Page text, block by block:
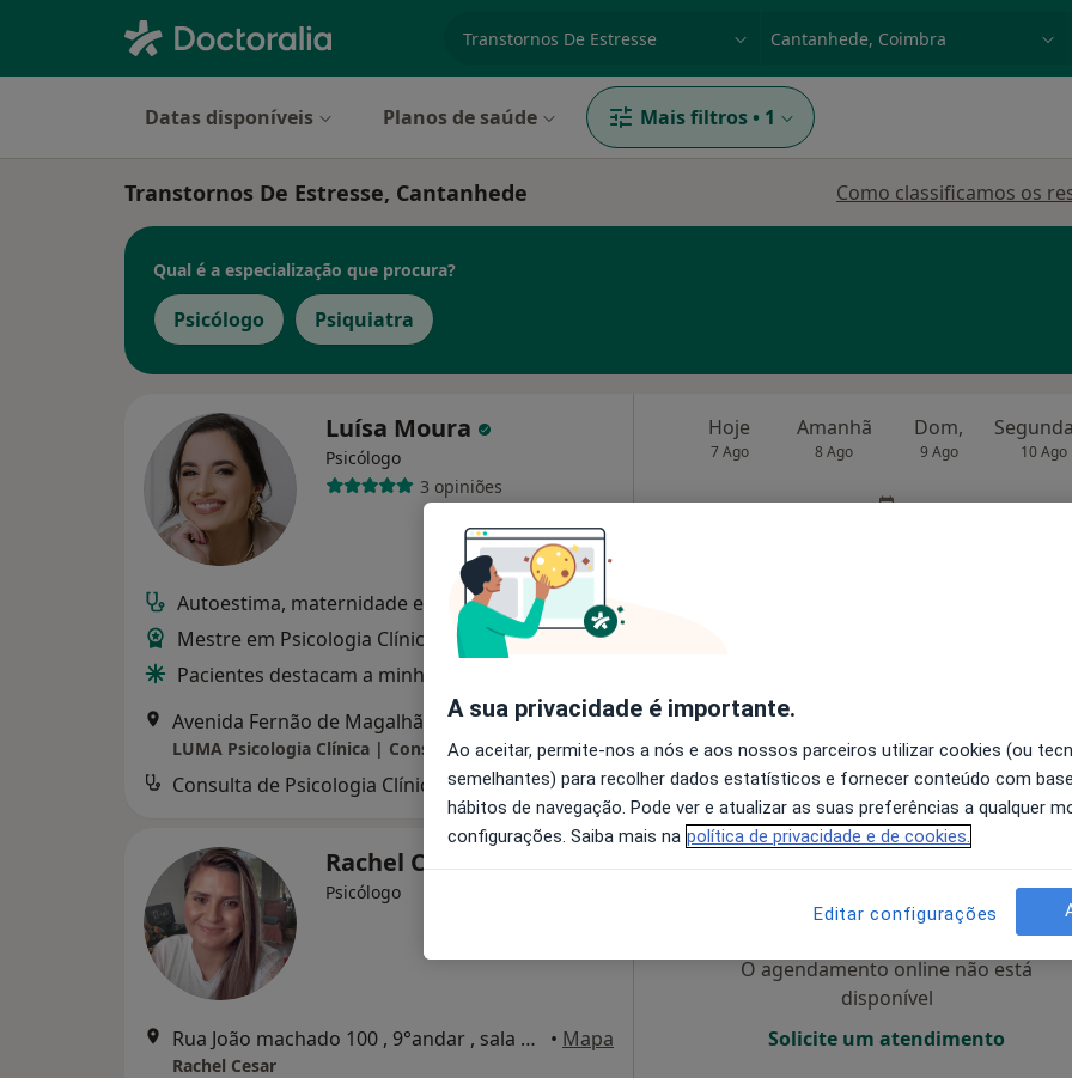
Datas disponíveis Planos de saúde Mais filtros • 1
Transtornos De Estresse, Cantanhede Como classificamos os
Qual é a especialização que procura?
Psicólogo Psiquiatra
Luísa Moura
Psicólogo
3 opiniões
Autoestima, maternidade e expatriação
Mestre em Psicologia Clínica e da Saúde
Pacientes destacam a minha escuta e clareza
Avenida Fernão de Magalhães 600, Coimbra
•Mapa
LUMA Psicologia Clínica | Consultório Online – Coimbra
Consulta de Psicologia Clínica 60 €
Hoje
7 Ago
Amanhã
8 Ago
Dom,
9 Ago 10 Ago
Rachel Cesar
Psicólogo
Rua João machado 100 , 9°andar , sala 904, Coimbra • Mapa
Rachel Cesar
10 Ago
O agendamento online não está
disponível
Solicite um atendimento
A sua privacidade é importante.
Ao aceitar, permite-nos a nós e aos nossos parceiros utilizar cookies (ou
semelhantes) para recolher dados estatísticos e fornecer conteúdo com
hábitos de navegação. Pode ver e atualizar as suas preferências a qualquer
configurações. Saiba mais na política de privacidade e de cookies.
Editar configurações